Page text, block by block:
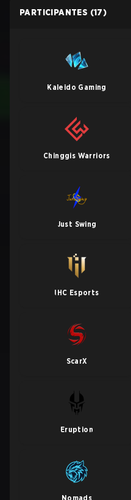
PARTICIPANTES (17)
Kaleido Gaming
Chinggis Warriors
Just Swing
IHC Esports
ScarX
Eruption
Nomads